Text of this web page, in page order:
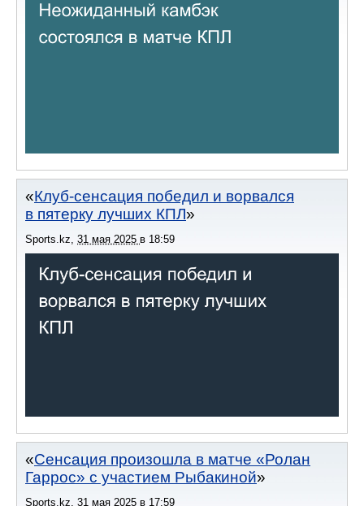
Клуб-сенсация победил и ворвался
в пятерку лучших КПЛ
Sports.kz 31 мая 2025 в 18:59
Сенсация произошла в матче «Ролан
Гаррос» с участием Рыбакиной
Sports.kz, 31 мая 2025 в 17:59